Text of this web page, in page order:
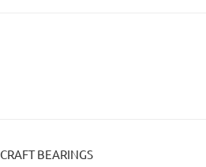
CRAFT BEARINGS